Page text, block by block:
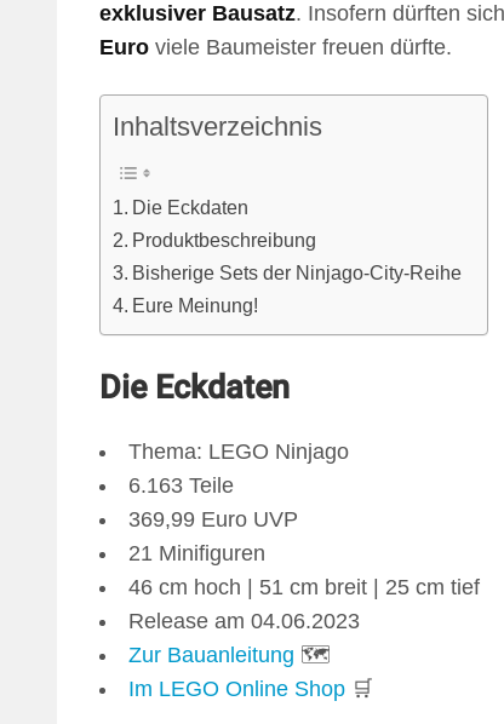
exklusiver Bausatz. Insofern dürften
Euro viele Baumeister freuen dürfte.
Inhaltsverzeichnis
Die Eckdaten
Produktbeschreibung
Bisherige Sets der Ninjago-City-Reihe
Eure Meinung!
Die Eckdaten
Thema: LEGO Ninjago
6.163 Teile
369,99 Euro UVP
21 Minifiguren
46 cm hoch | 51 cm breit | 25 cm tief
Release am 04.06.2023
Zur Bauanleitung 🗺
Im LEGO Online Shop 🛒